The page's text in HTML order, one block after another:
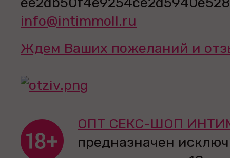
info@intimmoll.ru
Ждем Ваших пожеланий и
ОПТ СЕКС-ШОП
предназначен